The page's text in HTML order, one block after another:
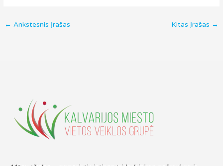
← Ankstesnis Įrašas Kitas Įrašas →